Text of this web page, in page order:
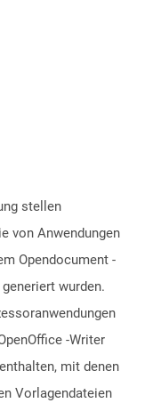
stellen
von Anwendungen
Opendocument -
wurden.
-Writer
mit denen
Vorlagendateien